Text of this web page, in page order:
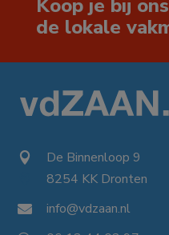
Koop je bij
de lokale
 De Binnenloop 9
8254 KK Dronten
 info@vdzaan.nl